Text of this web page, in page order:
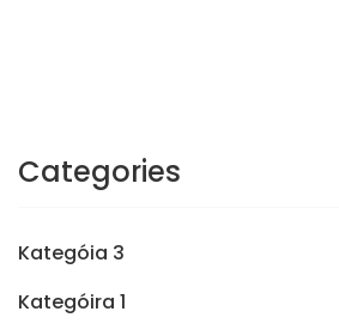
Categories
Kategóia 3
Kategóira 1